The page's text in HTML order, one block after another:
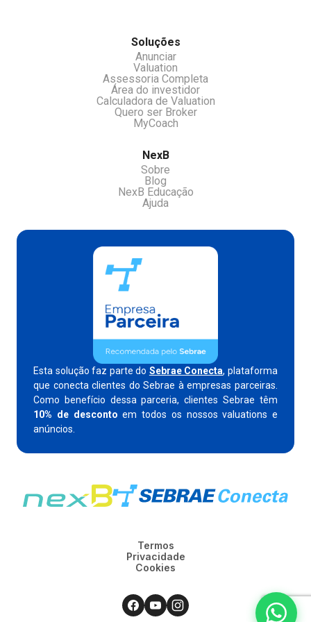
Soluções
Anunciar
Valuation
Assessoria Completa
Área do investidor
Calculadora de Valuation
Quero ser Broker
MyCoach
NexB
Sobre
Blog
NexB Educação
Ajuda
Esta solução faz parte do Sebrae Conecta, plataforma
que conecta clientes do Sebrae à empresas parceiras.
Como benefício dessa parceria, clientes Sebrae têm
10% de desconto em todos os nossos valuations e
anúncios.
Termos
Privacidade
Cookies